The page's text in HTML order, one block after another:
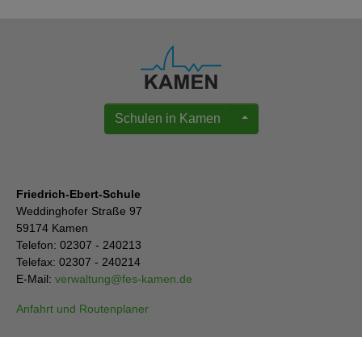
Schulen in Kamen
Friedrich-Ebert-Schule
Weddinghofer Straße 97
59174 Kamen
Telefon: 02307 - 240213
Telefax: 02307 - 240214
E-Mail: verwaltung@fes-kamen.de
Anfahrt und Routenplaner